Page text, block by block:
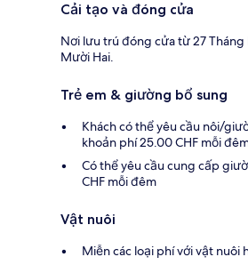
Cải tạo và đóng cửa
Nơi lưu trú đóng cửa từ 27
Mười Hai.
Trẻ em & giường bổ sung
Khách có thể yêu cầu nôi/
khoản phí 25.00 CHF mỗi
Có thể yêu cầu cung cấp
CHF mỗi đêm
Vật nuôi
Miễn các loại phí với vật